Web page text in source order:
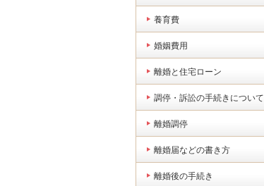
養育費
婚姻費用
離婚と住宅ローン
調停・訴訟の手続きについて
離婚調停
離婚届などの書き方
離婚後の手続き